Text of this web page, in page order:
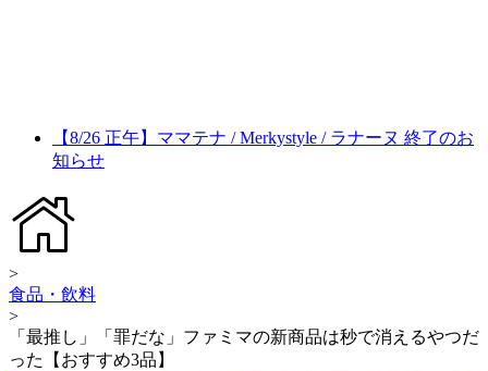
【8/26 正午】ママテナ / Merkystyle / ラナーヌ 終了のお
知らせ
>
食品・飲料
>
「最推し」「罪だな」ファミマの新商品は秒で消えるやつだ
った【おすすめ3品】